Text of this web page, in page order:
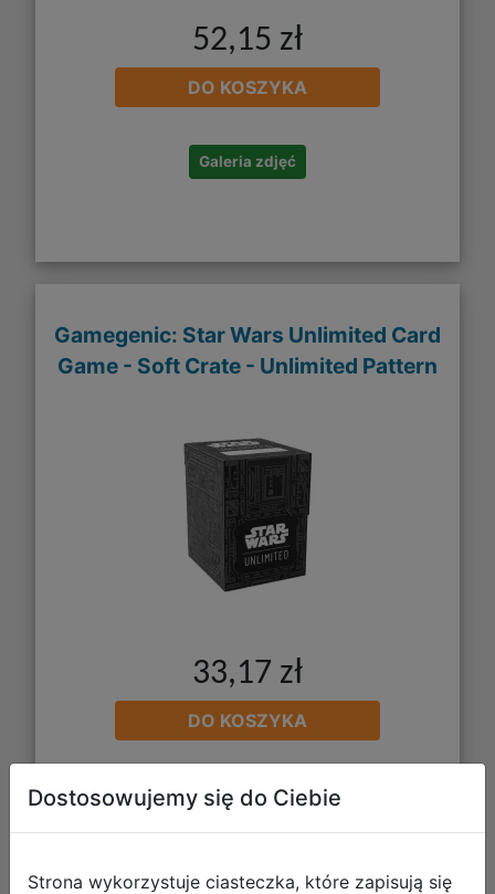
52,15 zł
DO KOSZYKA
Galeria zdjęć
Gamegenic: Star Wars Unlimited Card
Game - Soft Crate - Unlimited Pattern
33,17 zł
DO KOSZYKA
Galeria zdjęć
Dostosowujemy się do Ciebie
Strona wykorzystuje ciasteczka, które zapisują się